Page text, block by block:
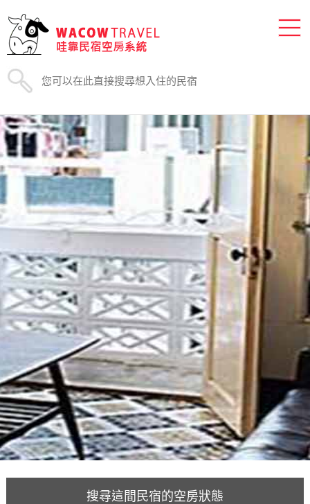
搜尋這間民宿的空房狀態